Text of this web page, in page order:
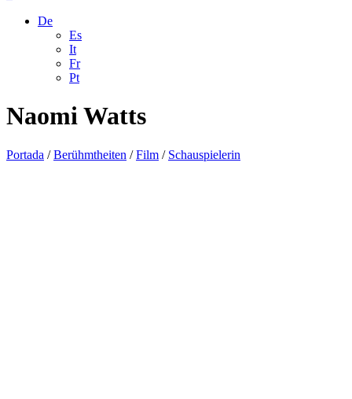
De
Es
It
Fr
Pt
Naomi Watts
Portada /Berühmtheiten /Film / Schauspielerin